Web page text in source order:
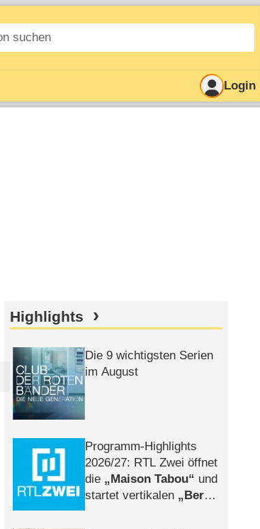
Login
Highlights
Die 9 wichtigsten Serien
im August
Programm-Highlights
2026/​27: RTL Zwei öffnet
die
Maison Tabou
und
startet vertikalen
Berlin